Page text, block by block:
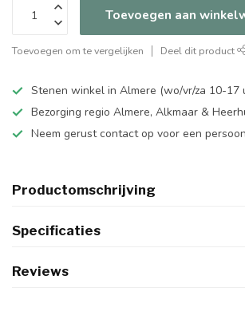
Toevoegen aan
Toevoegen om te vergelijken Deel dit product
Stenen winkel in Almere (wo/vr/za 10-17
Bezorging regio Almere, Alkmaar &
Neem gerust contact op voor een
Productomschrijving
Specificaties
Reviews